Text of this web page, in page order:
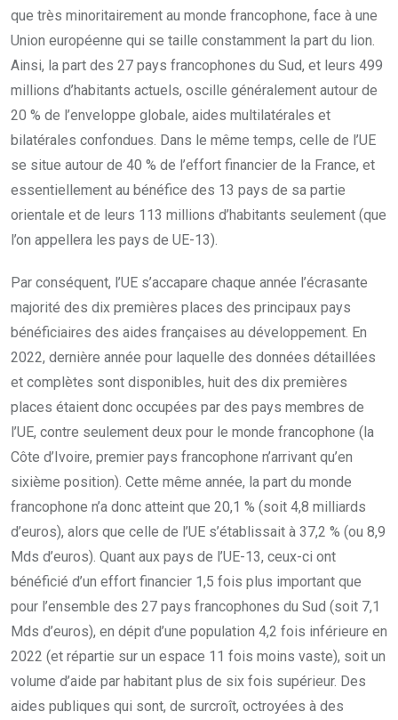
que très minoritairement au monde francophone, face à une
Union européenne qui se taille constamment la part du lion.
Ainsi, la part des 27 pays francophones du Sud, et leurs 499
millions d’habitants actuels, oscille généralement autour de
20 % de l’enveloppe globale, aides multilatérales et
bilatérales confondues. Dans le même temps, celle de l’UE
se situe autour de 40 % de l’effort financier de la France, et
essentiellement au bénéfice des 13 pays de sa partie
orientale et de leurs 113 millions d’habitants seulement (que
l’on appellera les pays de UE-13).
Par conséquent, l’UE s’accapare chaque année l’écrasante
majorité des dix premières places des principaux pays
bénéficiaires des aides françaises au développement. En
2022, dernière année pour laquelle des données détaillées
et complètes sont disponibles, huit des dix premières
places étaient donc occupées par des pays membres de
l’UE, contre seulement deux pour le monde francophone (la
Côte d’Ivoire, premier pays francophone n’arrivant qu’en
sixième position). Cette même année, la part du monde
francophone n’a donc atteint que 20,1 % (soit 4,8 milliards
d’euros), alors que celle de l’UE s’établissait à 37,2 % (ou 8,9
Mds d’euros). Quant aux pays de l’UE-13, ceux-ci ont
bénéficié d’un effort financier 1,5 fois plus important que
pour l’ensemble des 27 pays francophones du Sud (soit 7,1
Mds d’euros), en dépit d’une population 4,2 fois inférieure en
2022 (et répartie sur un espace 11 fois moins vaste), soit un
volume d’aide par habitant plus de six fois supérieur. Des
aides publiques qui sont, de surcroît, octroyées à des